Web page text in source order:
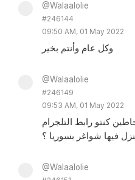
@Walaalolie
#246144
09:50 AM, 01 May 2022
وكل عام وأنتم بخير
@Walaalolie
#246149
09:53 AM, 01 May 2022
كنتو رابط التلجرام
فيها شواغر بسوريا ؟
@Walaalolie